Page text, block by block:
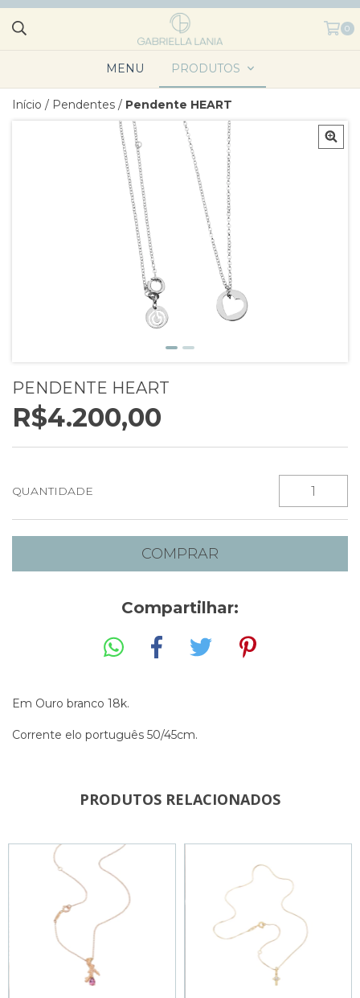
0
MENU PRODUTOS
Início / Pendentes / Pendente HEART
PENDENTE HEART
R$4.200,00
QUANTIDADE
Compartilhar:
Em Ouro branco 18k.
Corrente elo português 50/45cm.
PRODUTOS RELACIONADOS